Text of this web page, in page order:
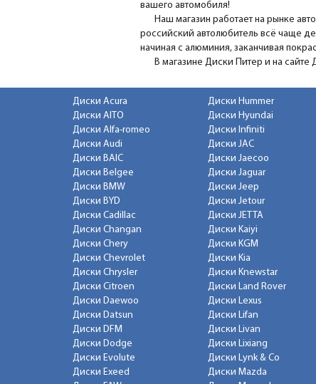
вашего автомобиля!
Наш магазин работает на рынке
российский автолюбитель всё чаще
начиная с алюминия, заканчивая
В магазине Диски Питер и на
Диски Acura
Диски AITO
Диски Alfa-romeo
Диски Audi
Диски BAIC
Диски Belgee
Диски BMW
Диски BYD
Диски Cadillac
Диски Changan
Диски Chery
Диски Chevrolet
Диски Chrysler
Диски Citroen
Диски Daewoo
Диски Datsun
Диски DFM
Диски Dodge
Диски Evolute
Диски Exeed
Диски Hummer
Диски Hyundai
Диски Infiniti
Диски JAC
Диски Jaecoo
Диски Jaguar
Диски Jeep
Диски Jetour
Диски JETTA
Диски Kaiyi
Диски KGM
Диски Kia
Диски Knewstar
Диски Land Rover
Диски Lexus
Диски Lifan
Диски Livan
Диски Lixiang
Диски Lynk & Co
Диски Mazda